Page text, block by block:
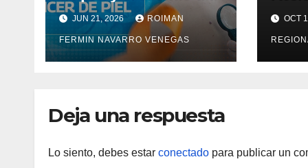
la prevención médica
JUN 21, 2026 ROIMAN
FERMIN NAVARRO VENEGAS
laOCT
Deja una respuesta
Lo siento, debes estar conectado para publicar un